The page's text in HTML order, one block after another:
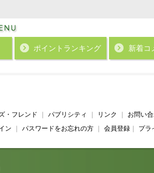
ポイント ランキング 新着コ
・フレンド パブリシティ リンク お問い
ン パスワードをお忘れの方｜ 会員登録｜ プラ